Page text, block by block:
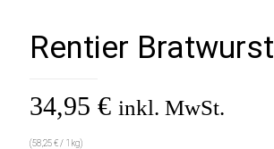
Rentier Bratwurst
34,95 € inkl. MwSt.
(58,25€/ 1 kg)